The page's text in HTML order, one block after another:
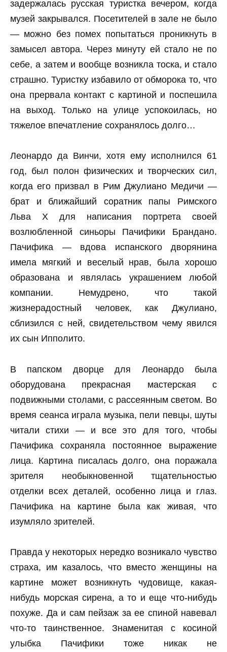
задержалась русская туристка вечером, когда
музей закрывался. Посетителей в зале не было
— можно без помех попытаться проникнуть в
замысел автора. Через минуту ей стало не по
себе, а затем и вообще возникла тоска, и стало
страшно. Туристку избавило от обморока то, что
она прервала контакт с картиной и поспешила
на выход. Только на улице успокоилась, но
тяжелое впечатление сохранялось долго…
Леонардо да Винчи, хотя ему исполнился 61
год, был полон физических и творческих сил,
когда его призвал в Рим Джулиано Медичи —
брат и ближайший соратник папы Римского
Льва Х для написания портрета своей
возлюбленной синьоры Пачифики Брандано.
Пачифика — вдова испанского дворянина
имела мягкий и веселый нрав, была хорошо
образована и являлась украшением любой
компании. Немудрено, что такой
жизнерадостный человек, как Джулиано,
сблизился с ней, свидетельством чему явился
их сын Ипполито.
В папском дворце для Леонардо была
оборудована прекрасная мастерская с
подвижными столами, с рассеянным светом. Во
время сеанса играла музыка, пели певцы, шуты
читали стихи — и все это для того, чтобы
Пачифика сохраняла постоянное выражение
лица. Картина писалась долго, она поражала
зрителя необыкновенной тщательностью
отделки всех деталей, особенно лица и глаз.
Пачифика на картине была как живая, что
изумляло зрителей.
Правда у некоторых нередко возникало чувство
страха, им казалось, что вместо женщины на
картине может возникнуть чудовище, какая-
нибудь морская сирена, а то и еще что-нибудь
похуже. Да и сам пейзаж за ее спиной навевал
что-то таинственное. Знаменитая с косиной
улыбка Пачифики тоже никак не